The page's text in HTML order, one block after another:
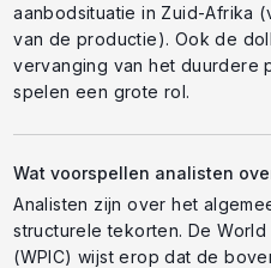
aanbodsituatie in Zuid-Afrika
van de productie). Ook de
vervanging van het duurdere
spelen een grote rol.
Wat voorspellen analisten
Analisten zijn over het
structurele tekorten. De World
(WPIC) wijst erop dat de